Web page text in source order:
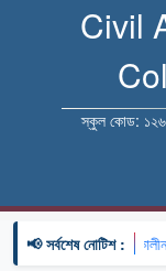
Civil
স্কুল কোড:
📢 সর্বশেষ নোটিশ :🔹 খন্ডকালীন